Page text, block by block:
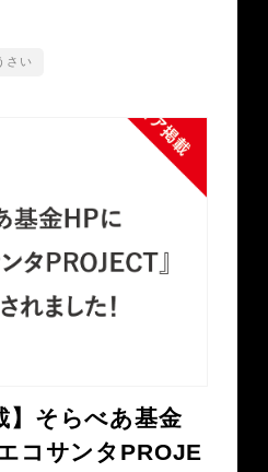
さい
】そらべあ基金
コサンタPROJE